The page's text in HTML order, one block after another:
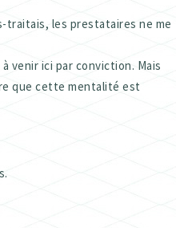
traitais, les prestataires ne me
venir ici par conviction. Mais
que cette mentalité est